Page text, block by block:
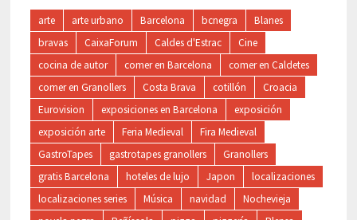
arte arte urbano Barcelona bcnegra
Blanes
bravas
CaixaForum Caldes d'Estrac
Cine
cocina de autor
comer en Barcelona
comer en Caldetes
comer en Granollers
Costa Brava cotillón
Croacia
Eurovision
exposiciones en Barcelona
exposición
exposición arte
Feria Medieval
Fira Medieval
GastroTapes
gastrotapes granollers
Granollers
gratis Barcelona
hoteles de lujo Japon
localizaciones
localizaciones series
Música navidad
Nochevieja